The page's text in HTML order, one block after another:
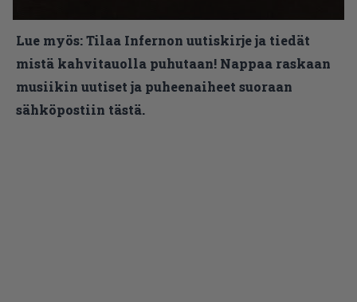
Lue myös:Tilaa Infernon uutiskirje ja tiedät
mistä kahvitauolla puhutaan! Nappaa raskaan
musiikin uutiset ja puheenaiheet suoraan
sähköpostiin tästä.